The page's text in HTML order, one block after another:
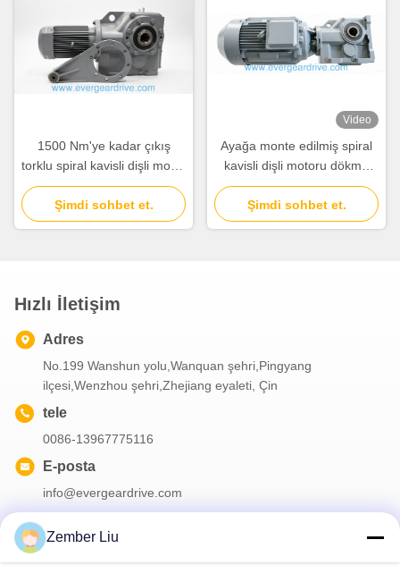
1500 Nm'ye kadar çıkış
torklu spiral kavisli dişli motor
ayak monte flens monte
sanayi güç aktarım çözümü
Şimdi sohbet et.
Video
Ayağa monte edilmiş spiral
kavisli dişli motoru dökme
demir ve 20CrMnTi ile inşa
edilmiş ve % 95'e kadar
verimlilik göstermiştir.
Şimdi sohbet et.
Hızlı İletişim
Adres
No.199 Wanshun yolu,Wanquan şehri,Pingyang
ilçesi,Wenzhou şehri,Zhejiang eyaleti, Çin
tele
0086-13967775116
E-posta
info@evergeardrive.com
Zember Liu